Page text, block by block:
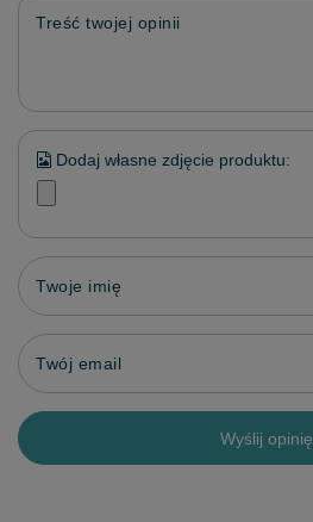
Treść twojej opinii
Dodaj własne zdjęcie produktu:
Twoje imię
Twój email
Wyślij opinię